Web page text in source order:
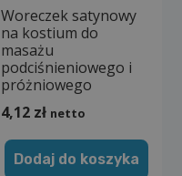
Woreczek satynowy
na kostium do
masażu
podciśnieniowego i
próżniowego
4,12 zł netto
Dodaj do koszyka